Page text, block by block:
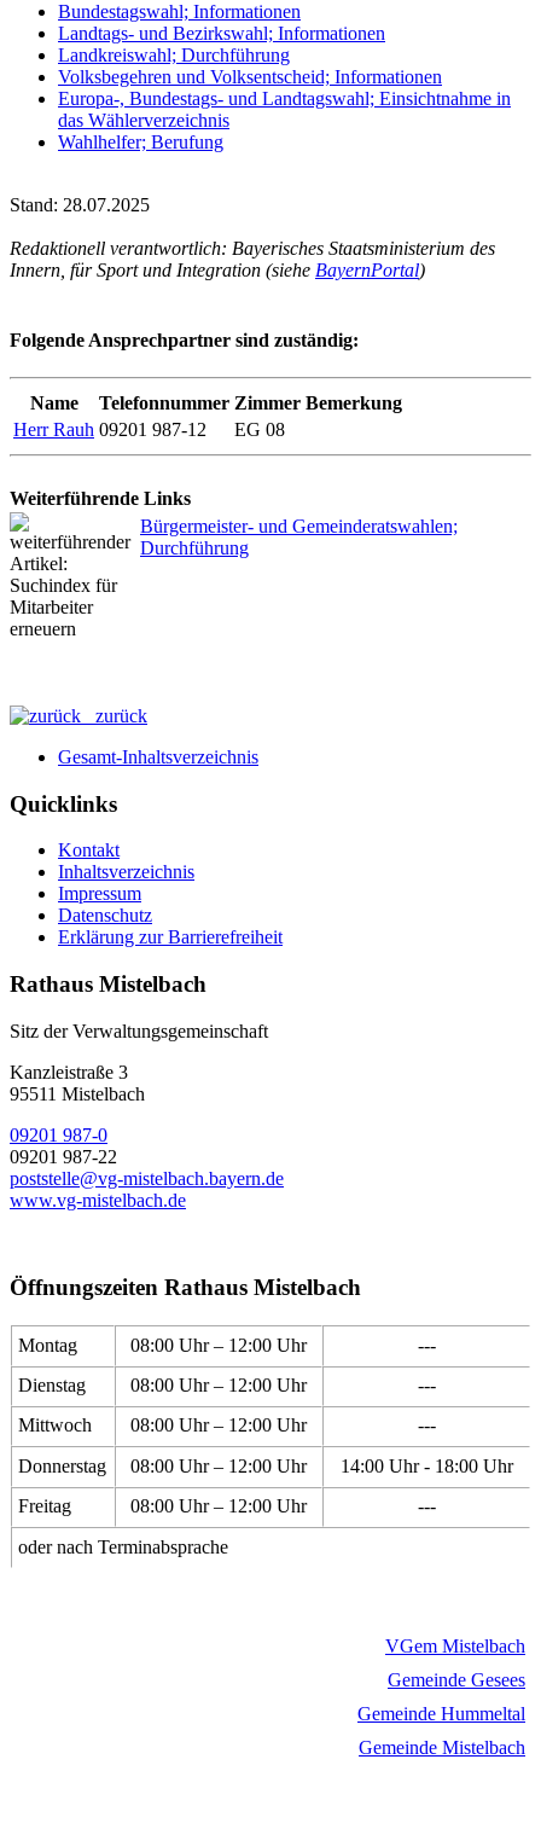
Bundestagswahl; Informationen
Landtags- und Bezirkswahl; Informationen
Landkreiswahl; Durchführung
Volksbegehren und Volksentscheid; Informationen
Europa-, Bundestags- und Landtagswahl; Einsichtnahme in
das Wählerverzeichnis
Wahlhelfer; Berufung
Stand: 28.07.2025
Redaktionell verantwortlich: Bayerisches Staatsministerium des
Innern, für Sport und Integration (siehe BayernPortal)
Folgende Ansprechpartner sind zuständig:
Name Telefonnummer Zimmer Bemerkung
Herr Rauh 09201 987-12 EG 08
Weiterführende Links
Bürgermeister- und Gemeinderatswahlen;
Durchführung
zurück
Gesamt-Inhaltsverzeichnis
Quicklinks
Kontakt
Inhaltsverzeichnis
Impressum
Datenschutz
Erklärung zur Barrierefreiheit
Rathaus Mistelbach
Sitz der Verwaltungsgemeinschaft
Kanzleistraße 3
95511 Mistelbach
09201 987-0
09201 987-22
poststelle@vg-mistelbach.bayern.de
www.vg-mistelbach.de
Öffnungszeiten Rathaus Mistelbach
Montag 08:00 Uhr – 12:00 Uhr
---
Dienstag
08:00 Uhr – 12:00 Uhr
---
Mittwoch
08:00 Uhr – 12:00 Uhr
---
Donnerstag
08:00 Uhr – 12:00 Uhr
14:00 Uhr - 18:00 Uhr
Freitag
08:00 Uhr – 12:00 Uhr
---
oder nach Terminabsprache
VGem Mistelbach
Gemeinde Gesees
Gemeinde Hummeltal
Gemeinde Mistelbach